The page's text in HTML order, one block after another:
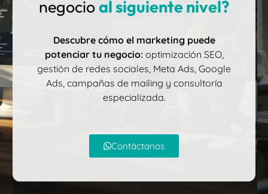
negocioal siguiente nivel?
Descubre cómo el marketing puede
potenciar tu negocio:optimización SEO,
gestión de redes sociales, Meta Ads, Google
Ads, campañas de mailing y consultoría
especializada.
Contáctanos